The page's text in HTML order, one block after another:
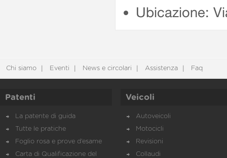
Ubicazione:
Chi siamo Eventi News e circolari Assistenza Faq
Patenti
La patente di guida
Tutte le pratiche
Foglio rosa e prove d’esame
Carta di Qualificazione del
Veicoli
Autoveicoli
Motocicli
Revisioni
Collaudi